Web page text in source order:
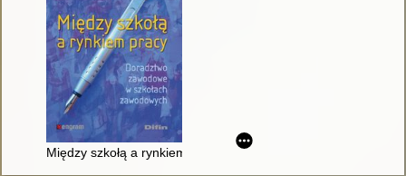
Między szkołą a rynkiem pracy : doradztwo zawodowe w